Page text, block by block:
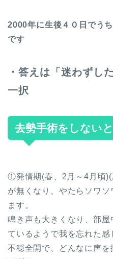
2000年に生後４０日でう
です
・答えは「迷わずし
一択
去勢手術をしないと
①発情期(春、2月～4月頃)(
が無くなり、やたらソワ
ます。
鳴き声も大きくなり、部
ているようで我を忘れた感
不穏全開で、どんなに声を